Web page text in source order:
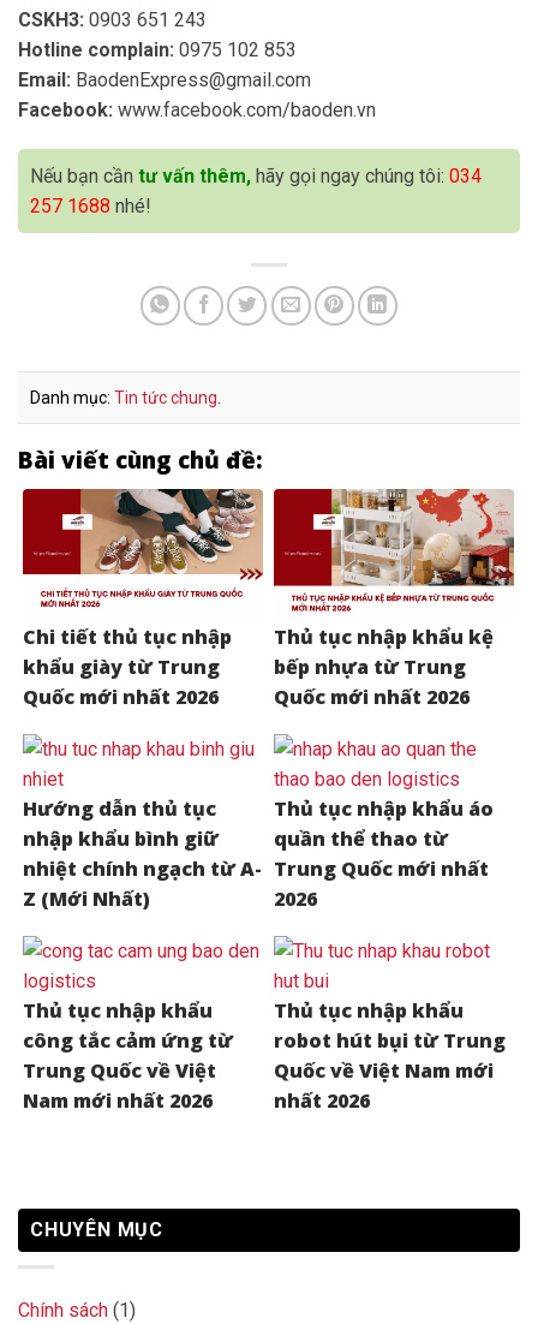
CSKH3: 0903 651 243
Hotline complain: 0975 102 853
Email: BaodenExpress@gmail.com
Facebook: www.facebook.com/baoden.vn
Nếu bạn cần tư vấn thêm, hãy gọi ngay chúng tôi: 034
257 1688 nhé!
Danh mục: Tin tức chung
Bài viết cùng chủ đề:
Chi tiết thủ tục nhập
khẩu giày từ Trung
Quốc mới nhất 2026
Thủ tục nhập khẩu kệ
bếp nhựa từ Trung
Quốc mới nhất 2026
Hướng dẫn thủ tục
nhập khẩu bình giữ
nhiệt chính ngạch từ A-
Z (Mới Nhất)
Thủ tục nhập khẩu áo
quần thể thao từ
Trung Quốc mới nhất
2026
Thủ tục nhập khẩu
công tắc cảm ứng từ
Trung Quốc về Việt
Nam mới nhất 2026
Thủ tục nhập khẩu
robot hút bụi từ Trung
Quốc về Việt Nam mới
nhất 2026
CHUYÊN MỤC
Chính sách (1)